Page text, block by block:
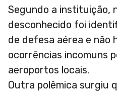
Segundo a instituição,
desconhecido foi
de defesa aérea e não
ocorrências incomuns
aeroportos locais.
Outra polêmica surgiu